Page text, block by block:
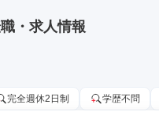
・求人情報
完全週休2日制 学歴不問